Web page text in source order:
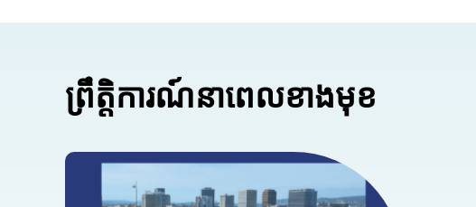
ព្រឹត្តិការណ៍នាពេលខាងមុខ